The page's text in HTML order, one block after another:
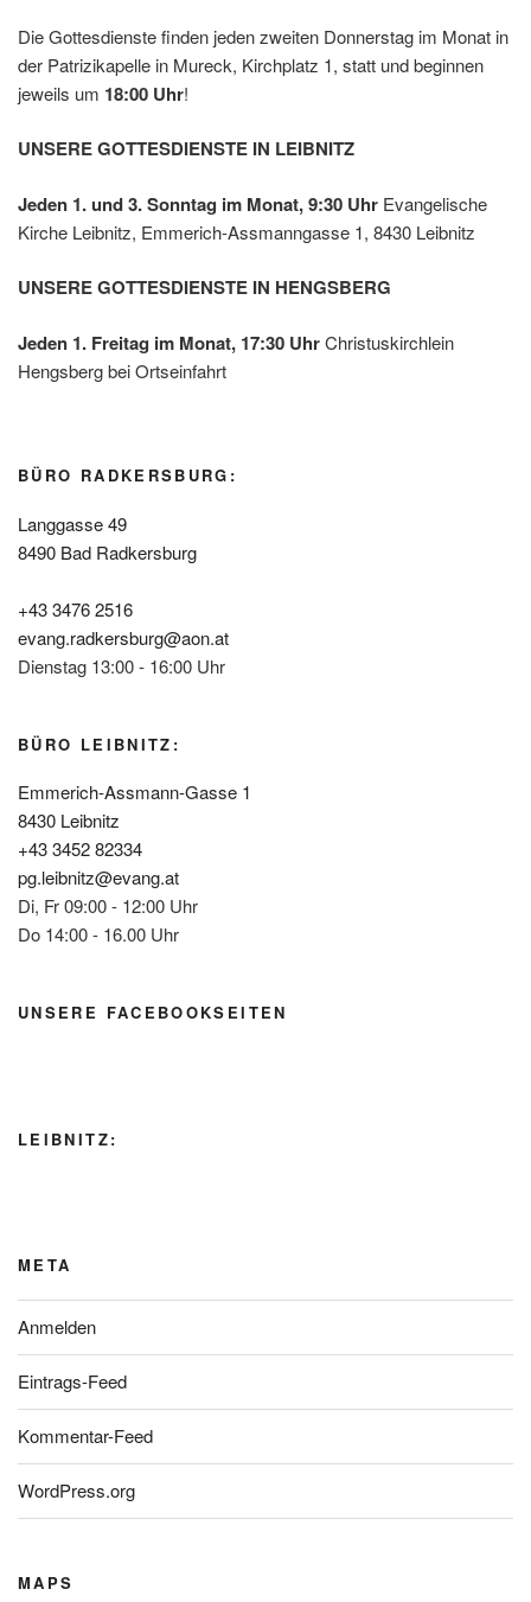
Die Gottesdienste finden jeden zweiten Donnerstag im Monat in
der Patrizikapelle in Mureck, Kirchplatz 1, statt und beginnen
jeweils um 18:00 Uhr!
UNSERE GOTTESDIENSTE IN LEIBNITZ
Jeden 1. und 3. Sonntag im Monat, 9:30 Uhr Evangelische
Kirche Leibnitz, Emmerich-Assmanngasse 1, 8430 Leibnitz
UNSERE GOTTESDIENSTE IN HENGSBERG
Jeden 1. Freitag im Monat, 17:30 UhrChristuskirchlein
Hengsberg bei Ortseinfahrt
BÜRO RADKERSBURG:
Langgasse 49
8490 Bad Radkersburg
+43 3476 2516
evang.radkersburg@aon.at
Dienstag 13:00 - 16:00 Uhr
BÜRO LEIBNITZ:
Emmerich-Assmann-Gasse 1
8430 Leibnitz
+43 3452 82334
pg.leibnitz@evang.at
Di, Fr 09:00 - 12:00 Uhr
Do 14:00 - 16.00 Uhr
UNSERE FACEBOOKSEITEN
LEIBNITZ:
META
Anmelden
Eintrags-Feed
Kommentar-Feed
WordPress.org
MAPS